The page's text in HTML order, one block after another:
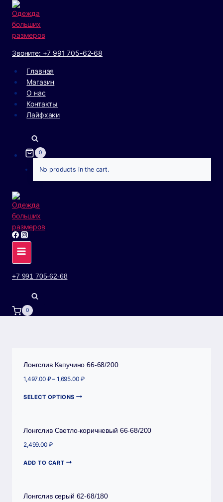
Перейти
содержанию
Звоните: +7 991 705-62-68
Главная
Магазин
О нас
Контакты
Лайфхаки
0
No products in the cart.
+7 991 705-62-68
0
Лонгслив Капучино 66-68/200
1,497.00 ₽– 1,695.00 ₽
SELECT OPTIONS
Лонгслив Светло-коричневый 66-68/200
2,499.00 ₽
ADD TO CART
Лонгслив серый 62-68/180